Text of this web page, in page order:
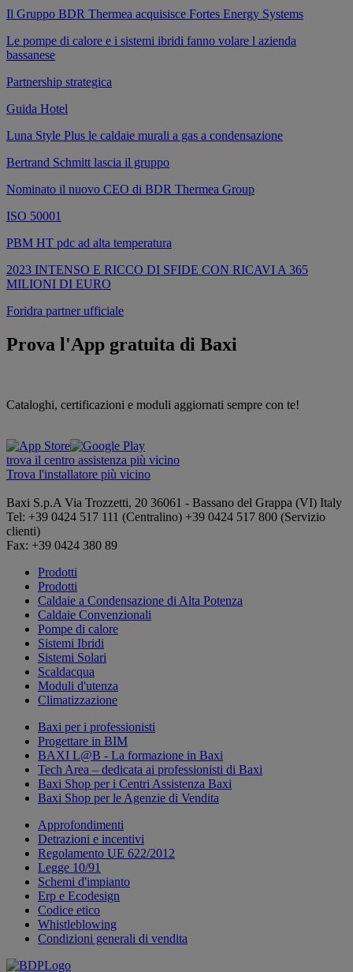
Il Gruppo BDR Thermea acquisisce Fortes Energy Systems
Le pompe di calore e i sistemi ibridi fanno volare l azienda
bassanese
Partnership strategica
Guida Hotel
Luna Style Plus le caldaie murali a gas a condensazione
Bertrand Schmitt lascia il gruppo
Nominato il nuovo CEO di BDR Thermea Group
ISO 50001
PBM HT pdc ad alta temperatura
2023 INTENSO E RICCO DI SFIDE CON RICAVI A 365
MILIONI DI EURO
Foridra partner ufficiale
Prova l'App gratuita di Baxi
Cataloghi, certificazioni e moduli aggiornati sempre con te!
trova il centro assistenza più vicino
Trova l'installatore più vicino
Baxi S.p.A Via Trozzetti, 20 36061 - Bassano del Grappa (VI) Italy
Tel: +39 0424 517 111 (Centralino) +39 0424 517 800 (Servizio
clienti)
Fax: +39 0424 380 89
Prodotti
Prodotti
Caldaie a Condensazione di Alta Potenza
Caldaie Convenzionali
Pompe di calore
Sistemi Ibridi
Sistemi Solari
Scaldacqua
Moduli d'utenza
Climatizzazione
Baxi per i professionisti
Progettare in BIM
BAXI L@B - La formazione in Baxi
Tech Area – dedicata ai professionisti di Baxi
Baxi Shop per i Centri Assistenza Baxi
Baxi Shop per le Agenzie di Vendita
Approfondimenti
Detrazioni e incentivi
Regolamento UE 622/2012
Legge 10/91
Schemi d'impianto
Erp e Ecodesign
Codice etico
Whistleblowing
Condizioni generali di vendita